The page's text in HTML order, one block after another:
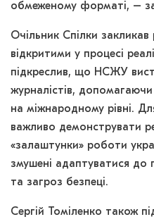
обмеженому форматі, –
Очільник Спілки
відкритими у процесі
підкреслив, що НСЖУ
журналістів,
на міжнародному рівні.
важливо демонструвати
«залаштунки» роботи
змушені адаптуватися до
та загроз безпеці.
Сергій Томіленко також